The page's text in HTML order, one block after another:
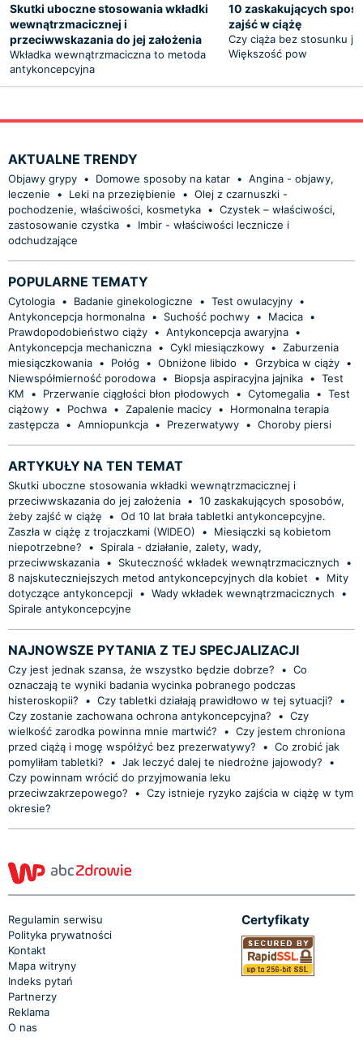
Skutki uboczne stosowania wkładki
wewnątrzmacicznej i
przeciwwskazania do jej założenia
Wkładka wewnątrzmaciczna to metoda
antykoncepcyjna
10 zaskakujących
zajść w ciążę
Czy ciąża bez stosunku
Większość pow
AKTUALNE TRENDY
Objawy grypy • Domowe sposoby na katar • Angina - objawy,
leczenie
• Leki na przeziębienie • Olej z czarnuszki -
pochodzenie, właściwości, kosmetyka • Czystek – właściwości,
zastosowanie czystka •
Imbir - właściwości lecznicze i
odchudzające
POPULARNE TEMATY
Cytologia • Badanie ginekologiczne • Test owulacyjny •
Antykoncepcja hormonalna • Suchość pochwy • Macica •
Prawdopodobieństwo ciąży • Antykoncepcja awaryjna •
Antykoncepcja mechaniczna • Cykl miesiączkowy • Zaburzenia
miesiączkowania • Połóg • Obniżone libido • Grzybica w ciąży •
Niewspółmierność porodowa • Biopsja aspiracyjna jajnika • Test
KM
• Przerwanie ciągłości błon płodowych • Cytomegalia • Test
ciążowy • Pochwa • Zapalenie macicy •
Hormonalna terapia
zastępcza • Amniopunkcja • Prezerwatywy • Choroby piersi
ARTYKUŁY NA TEN TEMAT
Skutki uboczne stosowania wkładki wewnątrzmacicznej i
przeciwwskazania do jej założenia • 10 zaskakujących sposobów,
żeby zajść w ciążę
• Od 10 lat brała tabletki antykoncepcyjne.
Zaszła w ciążę z trojaczkami (WIDEO)
•
Miesiączki są kobietom
niepotrzebne?
•
Spirala - działanie, zalety, wady,
przeciwwskazania • Skuteczność wkładek wewnątrzmacicznych
•
8 najskuteczniejszych metod antykoncepcyjnych dla kobiet
•
Mity
dotyczące antykoncepcji • Wady wkładek wewnątrzmacicznych
•
Spirale antykoncepcyjne
NAJNOWSZE PYTANIA Z TEJ SPECJALIZACJI
Czy jest jednak szansa, że wszystko będzie dobrze? • Co
oznaczają te wyniki badania wycinka pobranego podczas
histeroskopii?
• Czy tabletki działają prawidłowo w tej sytuacji?
•
Czy zostanie zachowana ochrona antykoncepcyjna?
• Czy
wielkość zarodka powinna mnie martwić?
• Czy jestem chroniona
przed ciążą i mogę współżyć bez prezerwatywy?
• Co zrobić jak
pomyliłam tabletki?
• Jak leczyć dalej te niedrożne jajowody?
•
Czy powinnam wrócić do przyjmowania leku
przeciwzakrzepowego?
• Czy istnieje ryzyko zajścia w ciążę w tym
okresie?
Regulamin serwisu
Polityka prywatności
Kontakt
Mapa witryny
Indeks pytań
Partnerzy
Reklama
O nas
Certyfikaty